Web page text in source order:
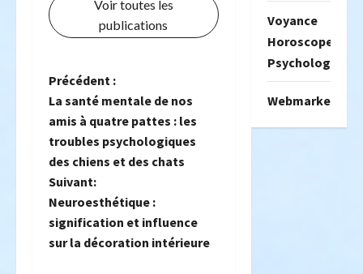
Voir toutes les
publications
N
a
v
i
g
a
Précédent :
La santé mentale de nos
amis à quatre pattes : les
troubles psychologiques
des chiens et des chats
Suivant:
Neuroesthétique :
signification et influence
sur la décoration intérieure
Voyance
Horoscope
Psychologie
Webmarketing